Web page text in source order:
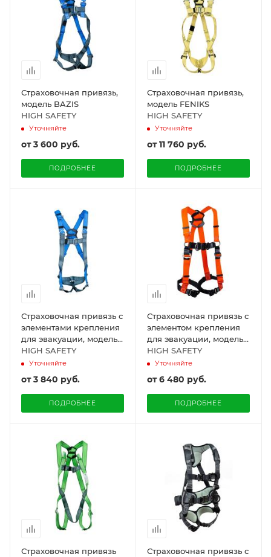
Страховочная привязь,
модель BAZIS
HIGH SAFETY
Уточняйте
от3 600 руб.
ПОДРОБНЕЕ
Страховочная привязь,
модель FENIKS
HIGH SAFETY
Уточняйте
от11 760 руб.
ПОДРОБНЕЕ
Страховочная привязь с
элементами крепления
для эвакуации, модель
LIFT
HIGH SAFETY
Уточняйте
от3 840 руб.
ПОДРОБНЕЕ
Страховочная привязь с
элементом крепления
для эвакуации, модель
BAZIS
HIGH SAFETY
Уточняйте
от6 480 руб.
ПОДРОБНЕЕ
Страховочная привязь
Страховочная привязь с